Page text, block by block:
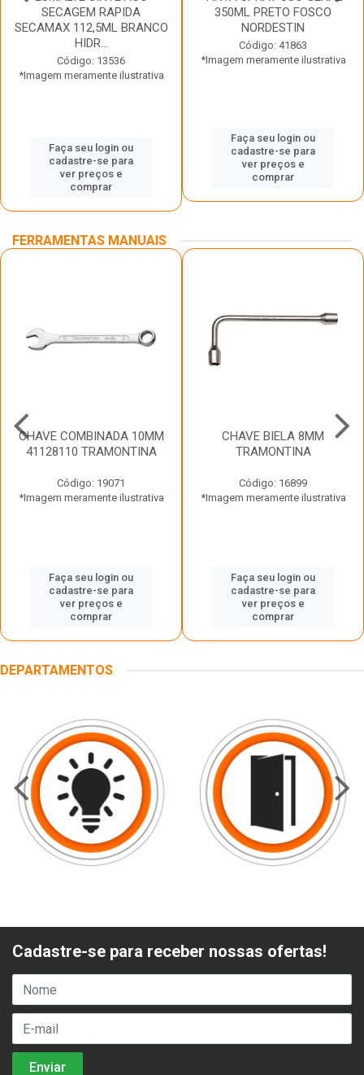
SECAGEM RAPIDA
SECAMAX 112,5ML BRANCO
HIDR...
Código: 13536
*Imagem meramente ilustrativa
Faça seu login ou
cadastre-se para
ver preços e
comprar
350ML PRETO FOSCO
NORDESTIN
Código: 41863
*Imagem meramente ilustrativa
Faça seu login ou
cadastre-se para
ver preços e
comprar
FERRAMENTAS MANUAIS
CHAVE COMBINADA 10MM
41128110 TRAMONTINA
Código: 19071
*Imagem meramente ilustrativa
Faça seu login ou
cadastre-se para
ver preços e
comprar
CHAVE BIELA 8MM
TRAMONTINA
Código: 16899
*Imagem meramente ilustrativa
Faça seu login ou
cadastre-se para
ver preços e
comprar
DEPARTAMENTOS
Cadastre-se para receber nossas ofertas!